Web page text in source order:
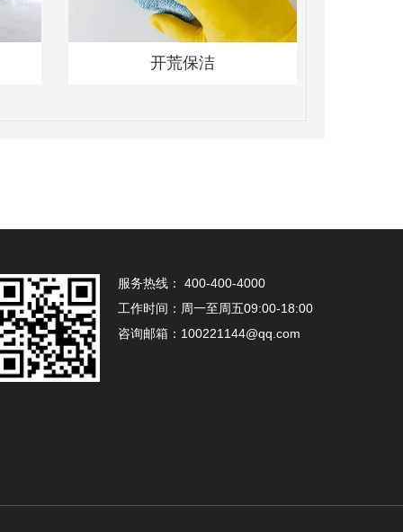
开荒保洁
服务热线： 400-400-4000
工作时间： 周一至周五09:00-18:00
咨询邮箱： 100221144@qq.com